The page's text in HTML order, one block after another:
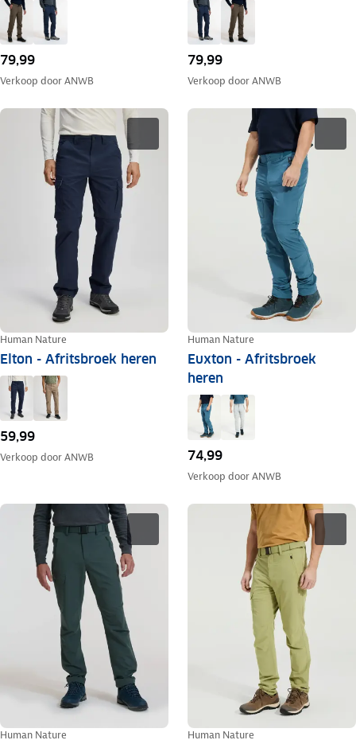
79,99
Verkoop doorANWB
79,99
Verkoop doorANWB
Human Nature
Elton - Afritsbroek heren
59,99
Verkoop doorANWB
Human Nature
Euxton - Afritsbroek
heren
74,99
Verkoop doorANWB
Human Nature Human Nature